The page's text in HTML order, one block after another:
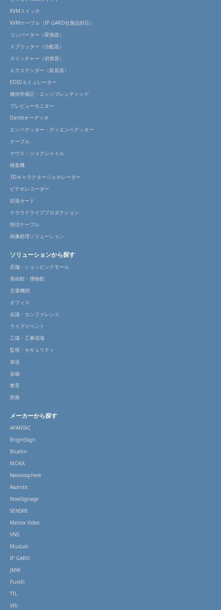
KVMスイッチ
KVMケーブル（IP GARD社製品対応）
コンバーター（変換器）
スプリッター（分配器）
スイッチャー（切替器）
エクステンダー（延長器）
EDIDエミュレーター
幾何学補正・エッジブレンディング
プレビューモニター
Danteオーディオ
エンベデッター・ディエンベデッター
ケーブル
マウス・ジョグシャトル
検査機
3Dキャラクタージェネレーター
ビデオレコーダー
拡張カード
クラウドライブプロダクション
特注ケーブル
画像処理ソリューション
ソリューションから探す
店舗・ショッピングモール
美術館・博物館
交通機関
オフィス
会議・カンファレンス
ライブイベント
工場・工事現場
監視・セキュリティ
放送
金融
教育
医療
メーカーから探す
APANTAC
BrightSign
Bluefin
MOKA
Nexmosphere
Ascentic
NowSignage
SENSMI
Matrox Video
VNS
MuxLab
IP GARD
JMW
PureFi
TTL
VRi